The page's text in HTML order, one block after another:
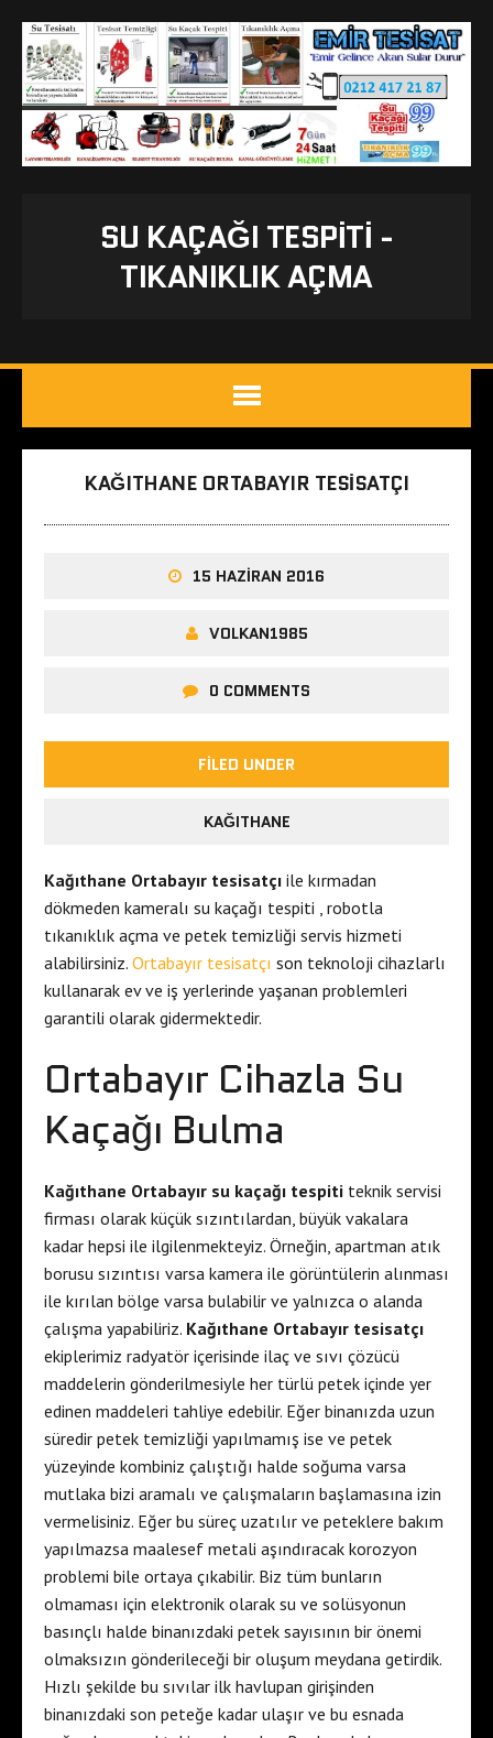
SU KAÇAĞI TESPITI -
TIKANIKLIK AÇMA
KAĞITHANE ORTABAYIR TESISATÇI
15 HAZIRAN 2016
VOLKAN1985
0 COMMENTS
FILED UNDER
KAĞITHANE
Kağıthane Ortabayır tesisatçı ile kırmadan
dökmeden kameralı su kaçağı tespiti , robotla
tıkanıklık açma ve petek temizliği servis hizmeti
alabilirsiniz. Ortabayır tesisatçı son teknoloji cihazlarlı
kullanarak ev ve iş yerlerinde yaşanan problemleri
garantili olarak gidermektedir.
Ortabayır Cihazla Su
Kaçağı Bulma
Kağıthane Ortabayır su kaçağı tespiti teknik servisi
firması olarak küçük sızıntılardan, büyük vakalara
kadar hepsi ile ilgilenmekteyiz. Örneğin, apartman atık
borusu sızıntısı varsa kamera ile görüntülerin alınması
ile kırılan bölge varsa bulabilir ve yalnızca o alanda
çalışma yapabiliriz. Kağıthane Ortabayır tesisatçı
ekiplerimiz radyatör içerisinde ilaç ve sıvı çözücü
maddelerin gönderilmesiyle her türlü petek içinde yer
edinen maddeleri tahliye edebilir. Eğer binanızda uzun
süredir petek temizliği yapılmamış ise ve petek
yüzeyinde kombiniz çalıştığı halde soğuma varsa
mutlaka bizi aramalı ve çalışmaların başlamasına izin
vermelisiniz. Eğer bu süreç uzatılır ve peteklere bakım
yapılmazsa maalesef metali aşındıracak korozyon
problemi bile ortaya çıkabilir. Biz tüm bunların
olmaması için elektronik olarak su ve solüsyonun
basınçlı halde binanızdaki petek sayısının bir önemi
olmaksızın gönderileceği bir oluşum meydana getirdik.
Hızlı şekilde bu sıvılar ilk havlupan girişinden
binanızdaki son peteğe kadar ulaşır ve bu esnada